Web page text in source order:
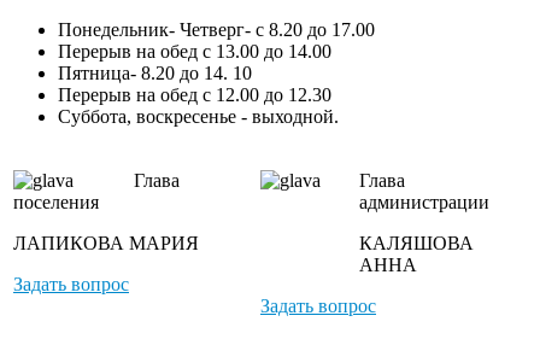
Понедельник- Четверг- с 8.20 до 17.00
Перерыв на обед с 13.00 до 14.00
Пятница- 8.20 до 14. 10
Перерыв на обед с 12.00 до 12.30
Суббота, воскресенье - выходной.
Глава
поселения
ЛАПИКОВА МАРИЯ
Задать вопрос
Глава
администрации
КАЛЯШОВА
АННА
Задать вопрос